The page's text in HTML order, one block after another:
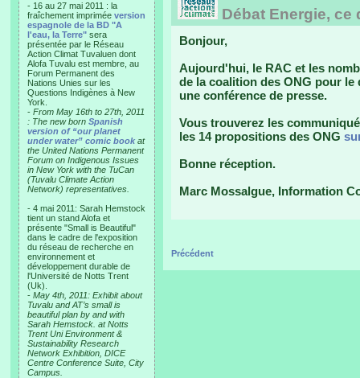
- 16 au 27 mai 2011 : la
fraîchement imprimée version
espagnole de la BD "A
l'eau, la Terre" sera
présentée par le Réseau
Action Climat Tuvaluen dont
Alofa Tuvalu est membre, au
Forum Permanent des
Nations Unies sur les
Questions Indigènes à New
York.
- From May 16th to 27th, 2011
: The new born Spanish
version of “our planet
under water” comic book at
the United Nations Permanent
Forum on Indigenous Issues
in New York with the TuCan
(Tuvalu Climate Action
Network) representatives.
- 4 mai 2011: Sarah Hemstock
tient un stand Alofa et
présente "Small is Beautiful"
dans le cadre de l'exposition
du réseau de recherche en
environnement et
développement durable de
l'Université de Notts Trent
(Uk).
- May 4th, 2011: Exhibit about
Tuvalu and AT’s small is
beautiful plan by and with
Sarah Hemstock. at Notts
Trent Uni Environment &
Sustainability Research
Network Exhibition, DICE
Centre Conference Suite, City
Campus.
Débat Energie,
Bonjour,
Aujourd'hui, le RAC et les
de la coalition des ONG pour
une conférence de presse.
Vous trouverez les
les 14 propositions des ONG
Bonne réception.
Marc Mossalgue, Information
Précédent